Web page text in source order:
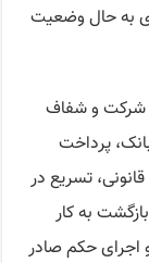
به حال وضعیت
شرکت و شفاف
پرداخت
تسریع در
به کار
و اجرای حکم صادر